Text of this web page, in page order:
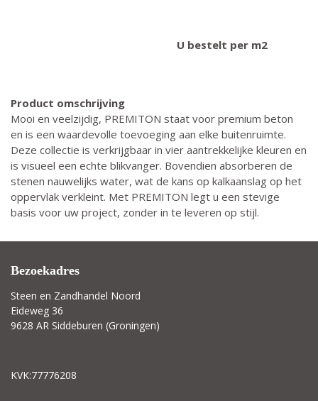
U bestelt per m2
Product omschrijving
Mooi en veelzijdig, PREMITON staat voor premium beton
en is een waardevolle toevoeging aan elke buitenruimte.
Deze collectie is verkrijgbaar in vier aantrekkelijke kleuren en
is visueel een echte blikvanger. Bovendien absorberen de
stenen nauwelijks water, wat de kans op kalkaanslag op het
oppervlak verkleint. Met PREMITON legt u een stevige
basis voor uw project, zonder in te leveren op stijl.
Bezoekadres
Steen en Zandhandel Noord
Eideweg 36
9628 AR Siddeburen (Groningen)
KVK:77776208